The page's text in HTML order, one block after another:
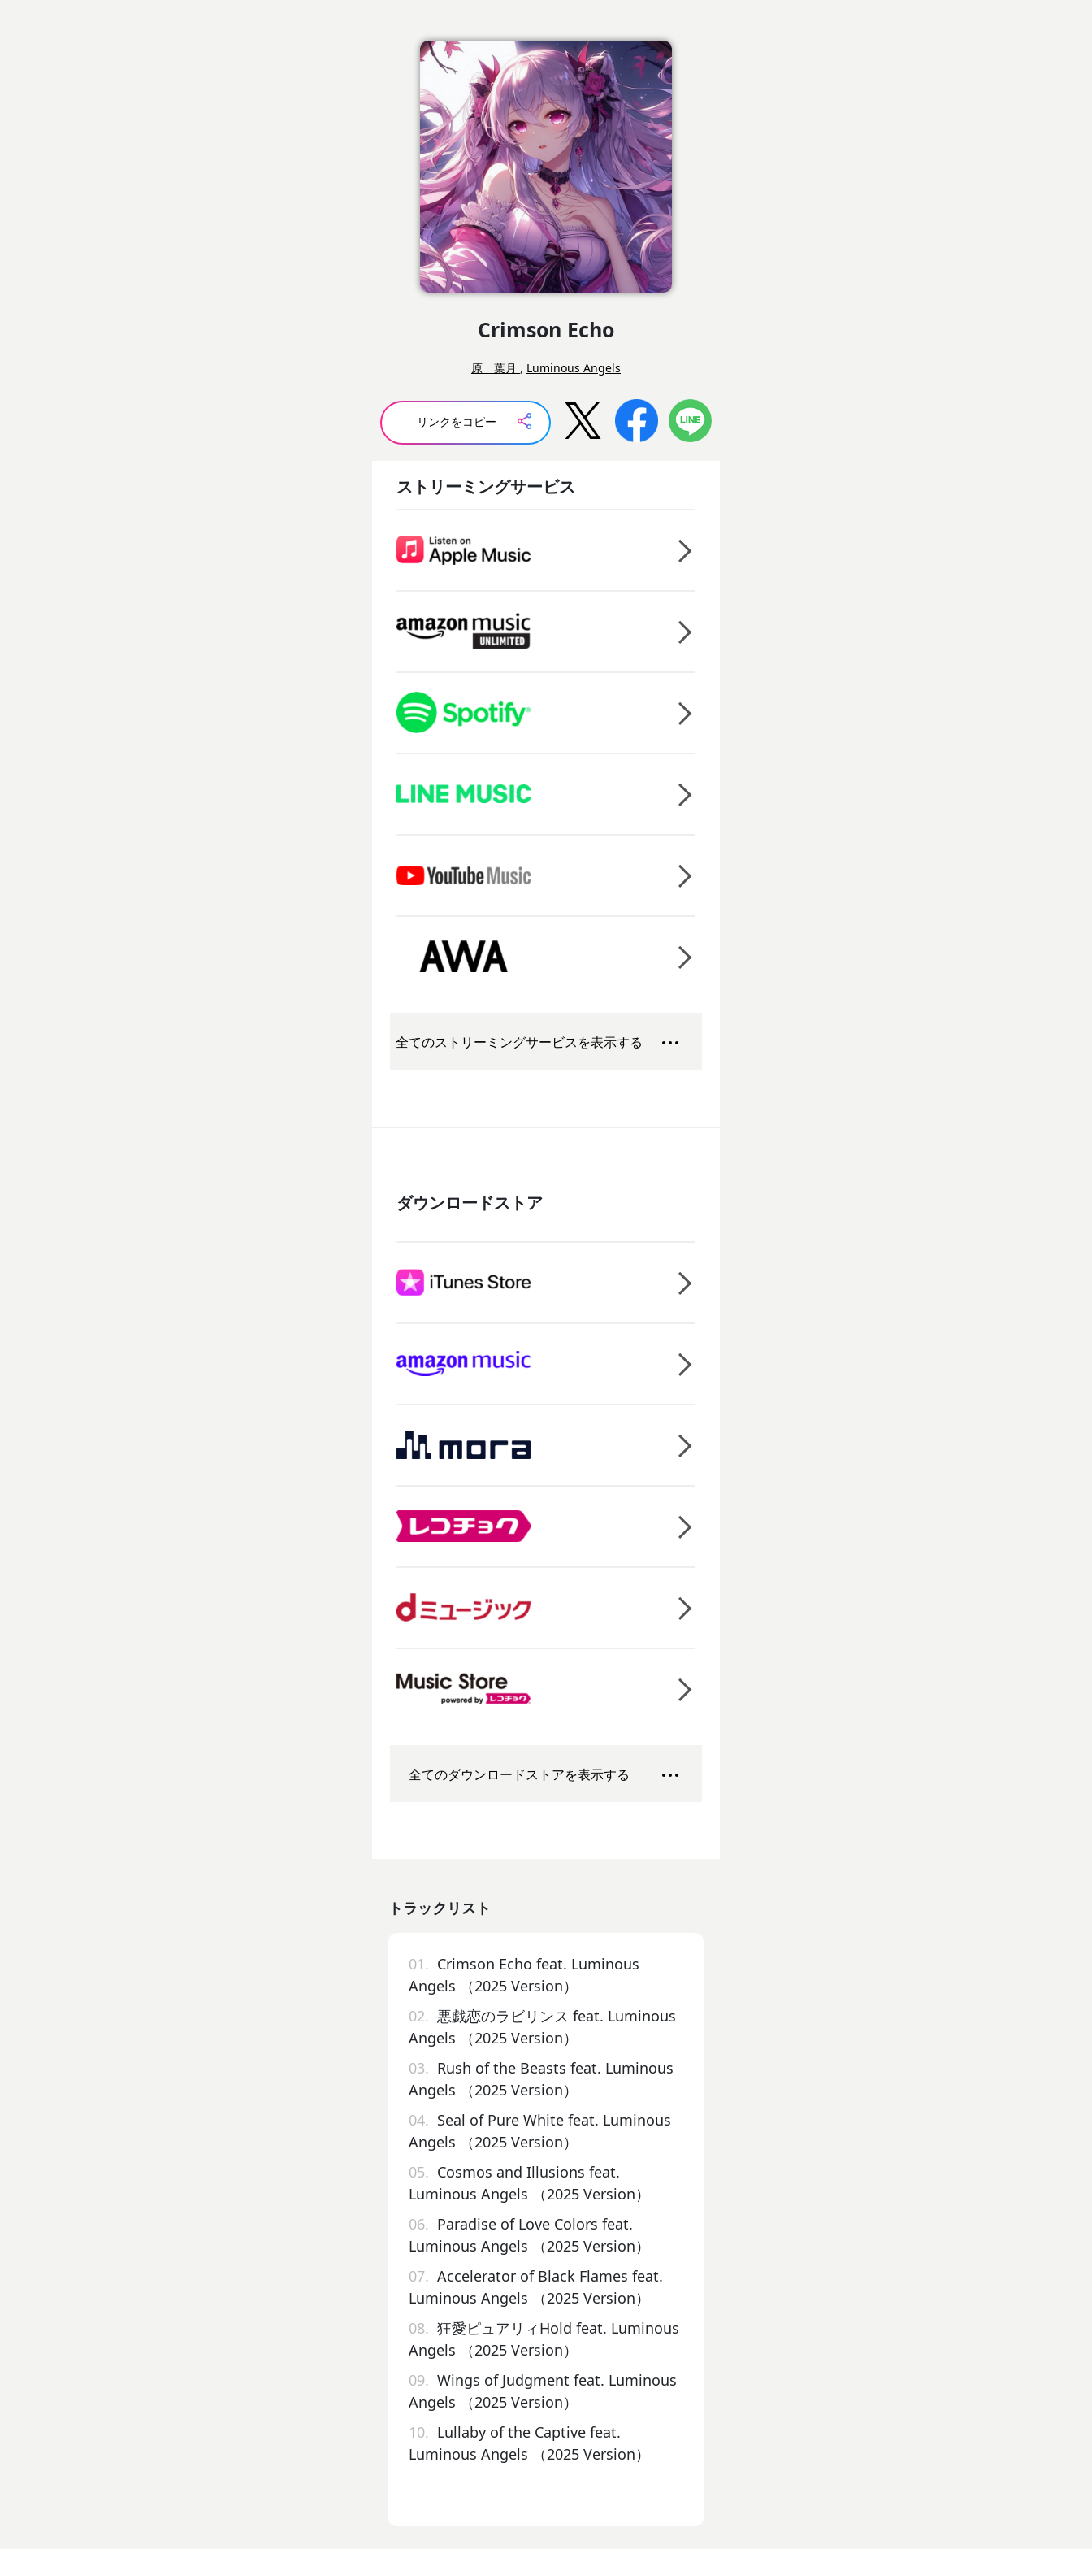
Crimson Echo
原 葉月 , Luminous Angels
リンクをコピー
ストリーミングサービス
全てのストリーミングサービスを表示する
ダウンロードストア
全てのダウンロードストアを表示する
トラックリスト
01. Crimson Echo feat. Luminous
Angels （2025 Version）
02. 悪戯恋のラビリンス feat. Luminous
Angels （2025 Version）
03. Rush of the Beasts feat. Luminous
Angels （2025 Version）
04. Seal of Pure White feat. Luminous
Angels （2025 Version）
05. Cosmos and Illusions feat.
Luminous Angels （2025 Version）
06. Paradise of Love Colors feat.
Luminous Angels （2025 Version）
07. Accelerator of Black Flames feat.
Luminous Angels （2025 Version）
08. 狂愛ピュアリィHold feat. Luminous
Angels （2025 Version）
09. Wings of Judgment feat. Luminous
Angels （2025 Version）
10. Lullaby of the Captive feat.
Luminous Angels （2025 Version）